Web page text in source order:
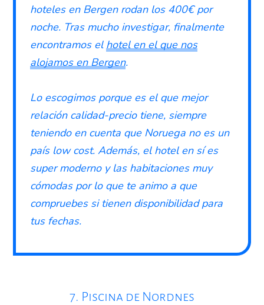
hoteles en Bergen rodan los 400€ por
noche. Tras mucho investigar, finalmente
encontramos elhotel en el que nos
alojamos en Bergen.
Lo escogimos porque es el que mejor
relación calidad-precio tiene, siempre
teniendo en cuenta que Noruega no es un
país low cost. Además, el hotel en sí es
super moderno y las habitaciones muy
cómodas por lo que te animo a que
compruebes si tienen disponibilidad para
tus fechas.
7. Piscina de Nordnes